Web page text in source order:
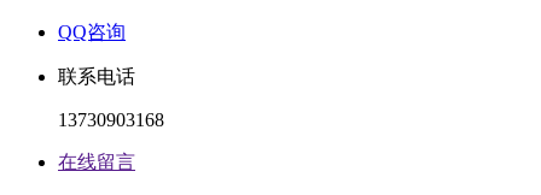
QQ咨询
联系电话
13730903168
在线留言